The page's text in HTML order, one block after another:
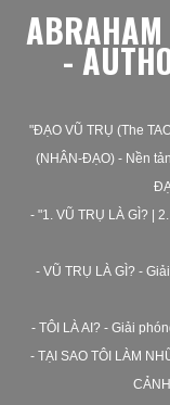
-
"ĐẠO VŨ TRỤ (The
(NHÂN-ĐẠO) - Nền
- "1. VŨ TRỤ LÀ GÌ? |
- VŨ TRỤ LÀ GÌ? -
- TÔI LÀ AI? - Giải
- TẠI SAO TÔI LÀM